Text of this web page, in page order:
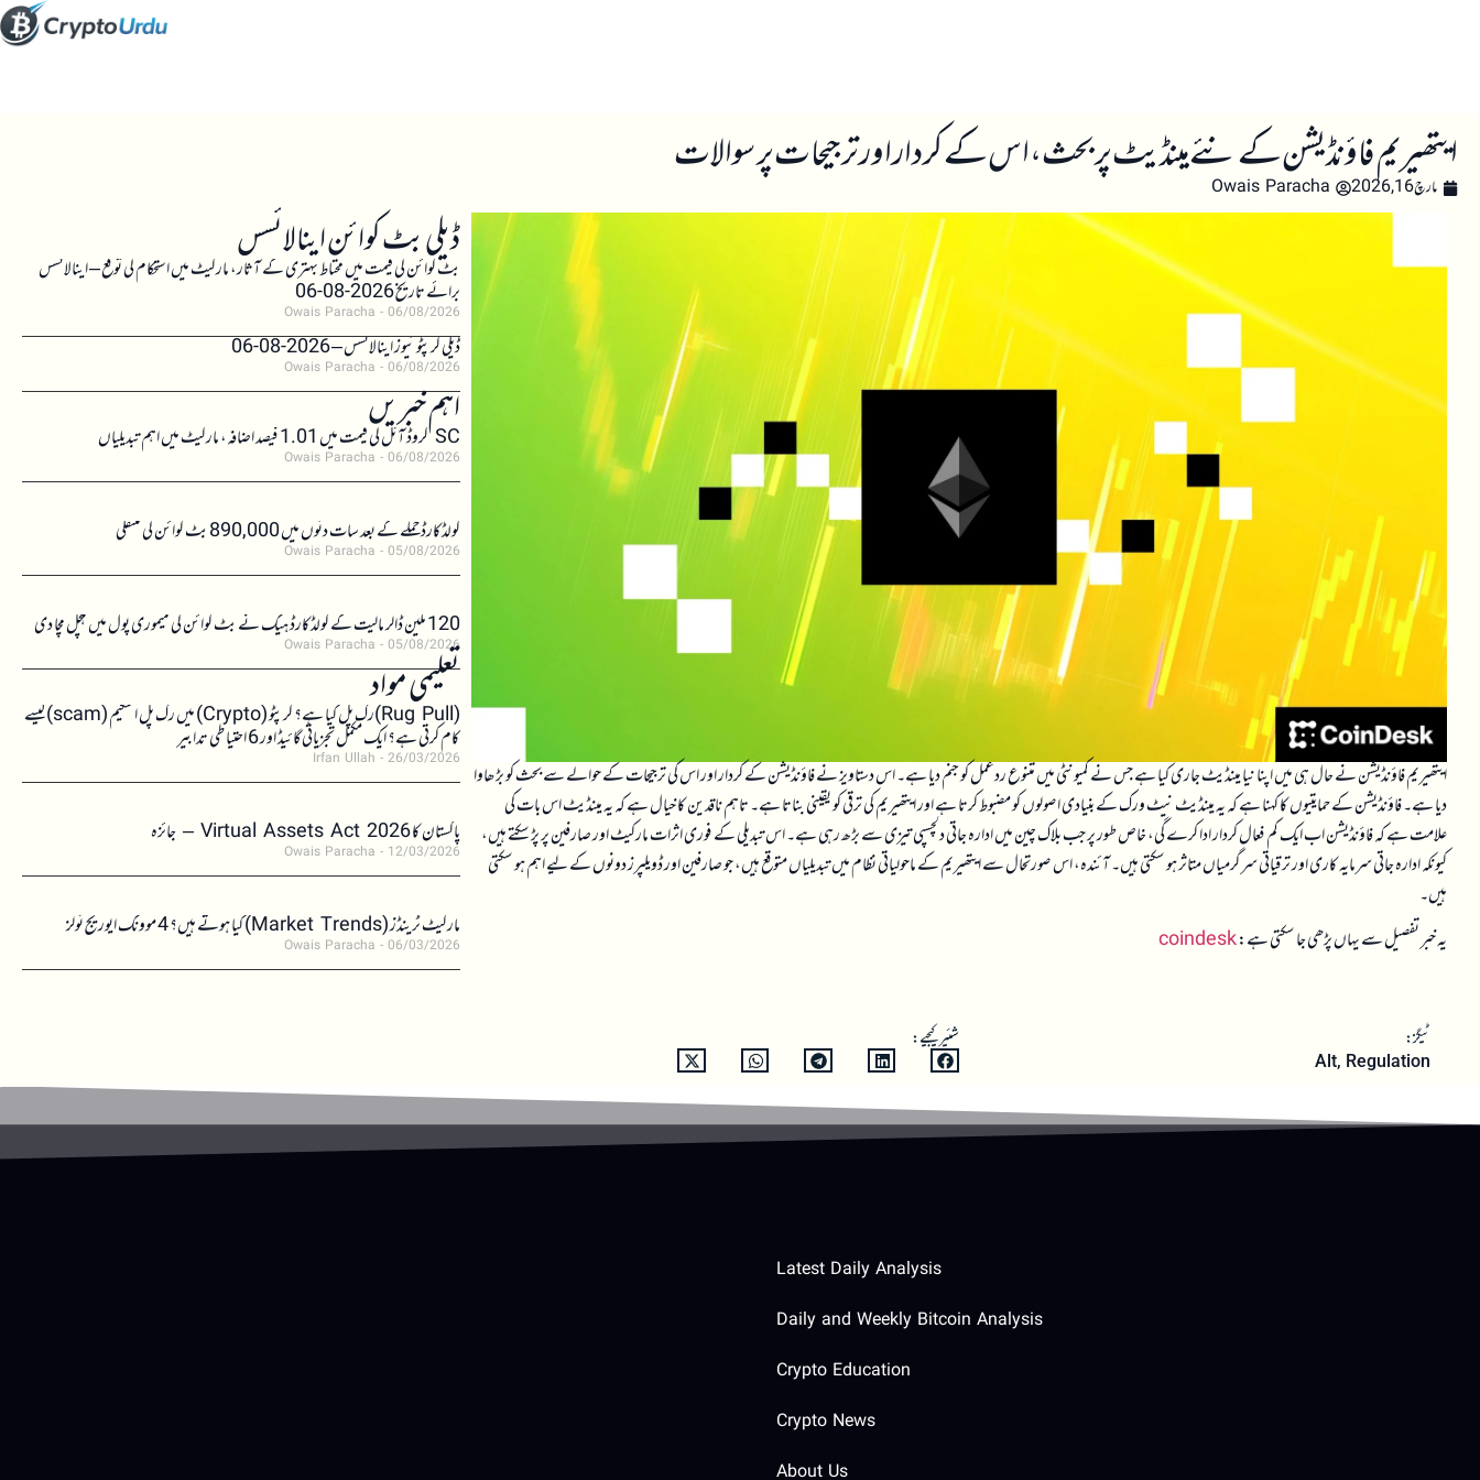
ایتھیریم فاؤنڈیشن کے نئے مینڈیٹ پر بحث، اس کے کردار اور ترجیحات پر سوالات
مارچ 16, 2026 Owais Paracha
ایتھیریم فاؤنڈیشن نے حال ہی میں اپنا نیا مینڈیٹ جاری کیا ہے جس نے کمیونٹی میں متنوع ردعمل کو جنم دیا ہے۔ اس دستاویز نے فاؤنڈیشن کے کردار اور اس کی ترجیحات کے حوالے سے بحث کو بڑھاوا
دیا ہے۔ فاؤنڈیشن کے حمایتیوں کا کہنا ہے کہ یہ مینڈیٹ نیٹ ورک کے بنیادی اصولوں کو مضبوط کرتا ہے اور ایتھیریم کی ترقی کو یقینی بناتا ہے۔ تاہم ناقدین کا خیال ہے کہ یہ مینڈیٹ اس بات کی
علامت ہے کہ فاؤنڈیشن اب ایک کم فعال کردار ادا کرے گی، خاص طور پر جب بلاک چین میں ادارہ جاتی دلچسپی تیزی سے بڑھ رہی ہے۔ اس تبدیلی کے فوری اثرات مارکیٹ اور صارفین پر پڑ سکتے ہیں،
کیونکہ ادارہ جاتی سرمایہ کاری اور ترقیاتی سرگرمیاں متاثر ہو سکتی ہیں۔ آئندہ، اس صورتحال سے ایتھیریم کے ماحولیاتی نظام میں تبدیلیاں متوقع ہیں، جو صارفین اور ڈویلپرز دونوں کے لیے اہم ہو سکتی
ہیں۔
یہ خبر تفصیل سے یہاں پڑھی جا سکتی ہے:coindesk
ٹیگز:
Alt, Regulation
شئیر کیجیے:
ڈیلی بٹ کوائن اینالائسس
بٹ کوائن کی قیمت میں محتاط بہتری کے آثار، مارکیٹ میں استحکام کی توقع – اینالائسس
برائے تاریخ 2026-08-06
Owais Paracha 06/08/2026
ڈیلی کرپٹو نیوز اینالائسس – 2026-08-06
Owais Paracha 06/08/2026
اہم خبریں
SC کروڈ آئل کی قیمت میں 1.01 فیصد اضافہ، مارکیٹ میں اہم تبدیلیاں
Owais Paracha 06/08/2026
کولڈکارڈ حملے کے بعد سات دنوں میں 890,000 بٹ کوائن کی منتقلی
Owais Paracha 05/08/2026
120 ملین ڈالر مالیت کے کولڈکارڈ ہیک نے بٹ کوائن کی میموری پول میں ہلچل مچا دی
Owais Paracha 05/08/2026
تعلیمی مواد (Rug Pull)رگ پل کیا ہے؟ کرپٹو (Crypto) میں رگ پل اسکیم (scam)کیسے
کام کرتی ہے؟ ایک مکمل تجزیاتی گائیڈ اور 6 احتیاطی تدابیر
Irfan Ullah 26/03/2026
پاکستان کا Virtual Assets Act 2026 – جائزہ
Owais Paracha 12/03/2026
مارکیٹ ٹرینڈز (Market Trends) کیا ہوتے ہیں؟ 4 موونگ ایوریج ٹولز
Owais Paracha 06/03/2026
Latest Daily Analysis
Daily and Weekly Bitcoin Analysis
Crypto Education
Crypto News
About Us